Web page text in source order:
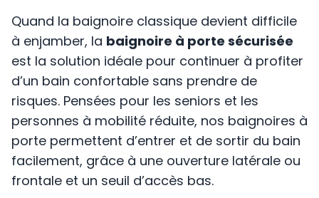
Quand la baignoire classique devient difficile
à enjamber, la baignoire à porte sécurisée
est la solution idéale pour continuer à profiter
d’un bain confortable sans prendre de
risques. Pensées pour les seniors et les
personnes à mobilité réduite, nos baignoires à
porte permettent d’entrer et de sortir du bain
facilement, grâce à une ouverture latérale ou
frontale et un seuil d’accès bas.